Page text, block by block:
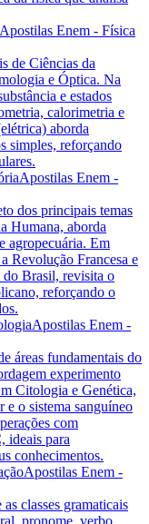
Apostilas Enem - Física
de Ciências da
e Óptica. Na
e estados
calorimetria e
aborda
simples, reforçando
Apostilas Enem -
dos principais temas
Humana, aborda
agropecuária. Em
Revolução Francesa e
Brasil, revisita o
reforçando o
Apostilas Enem -
áreas fundamentais do
experimento
Citologia e Genética,
e o sistema sanguíneo
com
ideais para
conhecimentos.
Apostilas Enem -
classes gramaticais
pronome, verbo,